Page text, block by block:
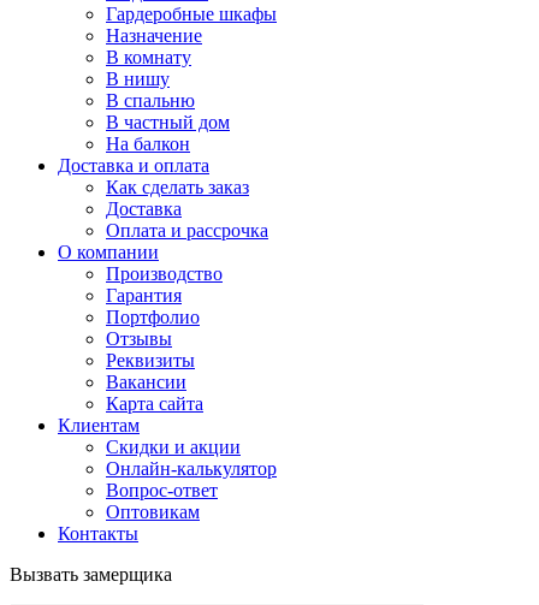
Гардеробные шкафы
Назначение
В комнату
В нишу
В спальню
В частный дом
На балкон
Доставка и оплата
Как сделать заказ
Доставка
Оплата и рассрочка
О компании
Производство
Гарантия
Портфолио
Отзывы
Реквизиты
Вакансии
Карта сайта
Клиентам
Скидки и акции
Онлайн-калькулятор
Вопрос-ответ
Оптовикам
Контакты
Вызвать замерщика